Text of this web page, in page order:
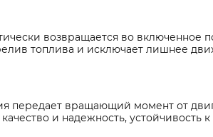
возвращается во включенное
топлива и исключает лишнее
передает вращающий момент от
и надежность, устойчивость